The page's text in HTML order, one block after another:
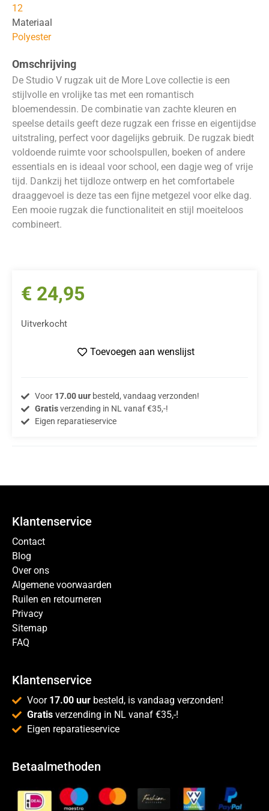
12
Materiaal
Polyester
Omschrijving
De Studio V rugzak uit de More Love collectie is een
stijlvolle en vrolijke tas met een romantisch
bloemendessin. De combinatie van zachte kleuren en
speelse details geeft deze rugzak een frisse en eigentijdse
uitstraling, perfect voor dagelijks gebruik. De rugzak biedt
voldoende ruimte voor schoolspullen, boeken of andere
essentials en is ideaal voor school, een dagje weg of vrije
tijd. Dankzij het tijdloze ontwerp en het comfortabele
draaggevoel is deze tas een fijne metgezel voor elke dag.
Een mooie rugzak die functionaliteit en stijl moeiteloos
combineert.
€ 24,95
Uitverkocht
Toevoegen aan wenslijst
Voor 17.00 uurbesteld, vandaag verzonden!
Gratisverzending in NL vanaf €35,-!
Eigen reparatieservice
Klantenservice
Contact
Blog
Over ons
Algemene voorwaarden
Ruilen en retourneren
Privacy
Sitemap
FAQ
Klantenservice
Voor 17.00 uur besteld, is vandaag verzonden!
Gratis verzending in NL vanaf €35,-!
Eigen reparatieservice
Betaalmethoden